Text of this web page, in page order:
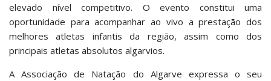
elevado nível competitivo. O evento constitui uma
oportunidade para acompanhar ao vivo a prestação dos
melhores atletas infantis da região, assim como dos
principais atletas absolutos algarvios.
A Associação de Natação do Algarve expressa o seu